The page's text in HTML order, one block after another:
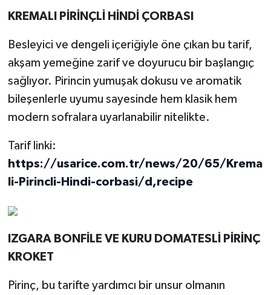
KREMALI PİRİNÇLİ HİNDİ ÇORBASI
Besleyici ve dengeli içeriğiyle öne çıkan bu tarif,
akşam yemeğine zarif ve doyurucu bir başlangıç
sağlıyor. Pirincin yumuşak dokusu ve aromatik
bileşenlerle uyumu sayesinde hem klasik hem
modern sofralara uyarlanabilir nitelikte.
Tarif linki:
https://usarice.com.tr/news/20/65/Krema
li-Pirincli-Hindi-corbasi/d,recipe
IZGARA BONFİLE VE KURU DOMATESLİ PİRİNÇ
KROKET
Pirinç, bu tarifte yardımcı bir unsur olmanın